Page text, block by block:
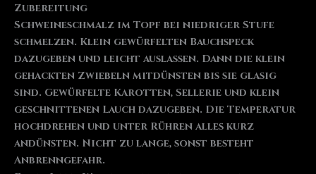
Zubereitung
Schweineschmalz im Topf bei niedriger Stufe
schmelzen. Klein gewürfelten Bauchspeck
dazugeben und leicht auslassen. Dann die klein
gehackten Zwiebeln mitdünsten bis sie glasig
sind. Gewürfelte Karotten, Sellerie und klein
geschnittenen Lauch dazugeben. Die Temperatur
hochdrehen und unter Rühren alles kurz
andünsten. Nicht zu lange, sonst besteht
Anbrenngefahr.